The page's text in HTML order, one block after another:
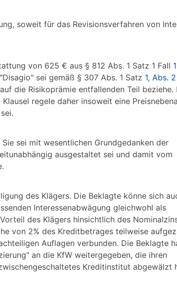
soweit für das Revisionsverfahren von
von 625 € aus § 812 Abs. 1 Satz 1 Fall
sei gemäß § 307 Abs. 1 Satz 1, Abs.
die Risikoprämie entfallenden Teil beziehe.
regele daher insoweit eine
sei mit wesentlichen Grundgedanken der
ausgestaltet sei und damit vom
des Klägers. Die Beklagte könne sich
Interessenabwägung gleichwohl als
des Klägers hinsichtlich des
von 2% des Kreditbetrages teilweise
Auflagen verbunden. Die Beklagte
an die KfW weitergegeben, die ihren
Kreditinstitut abgewälzt